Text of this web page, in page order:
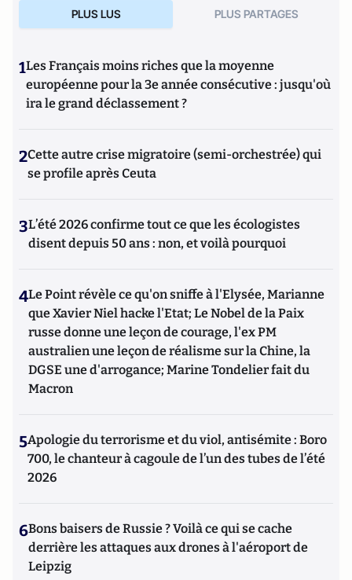
PLUS LUS PLUS PARTAGES
1Les Français moins riches que la moyenne
européenne pour la 3e année consécutive : jusqu'où
ira le grand déclassement ?
2Cette autre crise migratoire (semi-orchestrée) qui
se profile après Ceuta
3L’été 2026 confirme tout ce que les écologistes
disent depuis 50 ans : non, et voilà pourquoi
4Le Point révèle ce qu'on sniffe à l'Elysée, Marianne
que Xavier Niel hacke l'Etat; Le Nobel de la Paix
russe donne une leçon de courage, l'ex PM
australien une leçon de réalisme sur la Chine, la
DGSE une d'arrogance; Marine Tondelier fait du
Macron
5Apologie du terrorisme et du viol, antisémite : Boro
700, le chanteur à cagoule de l’un des tubes de l’été
2026
6Bons baisers de Russie ? Voilà ce qui se cache
derrière les attaques aux drones à l'aéroport de
Leipzig